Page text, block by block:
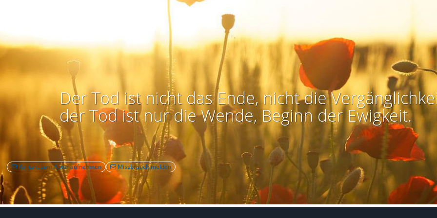
Der Tod ist nicht das Ende, nicht die
der Tod ist nur die Wende, Beginn der Ewigkeit.
Kontakt zum Autor aufnehmen Missbrauch melden